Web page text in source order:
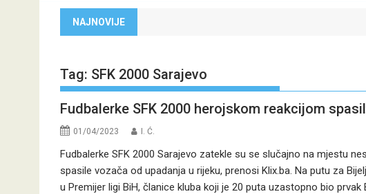
NAJNOVIJE
Tag: SFK 2000 Sarajevo
Fudbalerke SFK 2000 herojskom reakcijom
01/04/2023 I. Ć.
Fudbalerke SFK 2000 Sarajevo zatekle su se slučajno na mjestu
spasile vozača od upadanja u rijeku, prenosi Klix.ba. Na putu za
u Premijer ligi BiH, članice kluba koji je 20 puta uzastopno bio